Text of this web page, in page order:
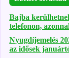
Bajba
telefonon,
Nyugdíjemelés
az idősek